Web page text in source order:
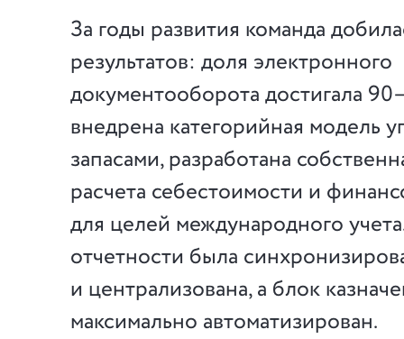
За годы развития команда
результатов: доля электронного
документооборота достигала
внедрена категорийная модель
запасами, разработана
расчета себестоимости и
для целей международного
отчетности была
и централизована, а блок
максимально автоматизирован.